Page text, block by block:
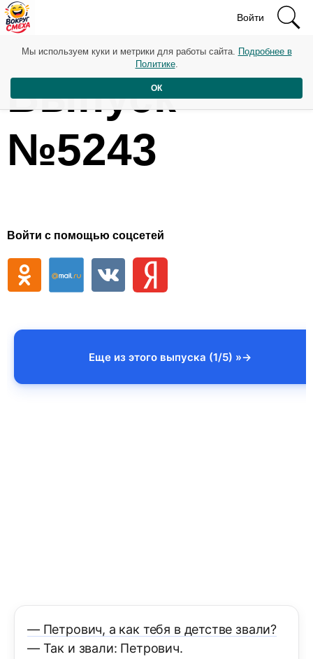
Войти
Выпуск
№5243
Войти с помощью соцсетей
Еще из этого выпуска (1/5) »
— Петрович, а как тебя в детстве звали?
— Так и звали: Петрович.
Мы используем куки и метрики для работы сайта. Подробнее в
Политике.
ОК